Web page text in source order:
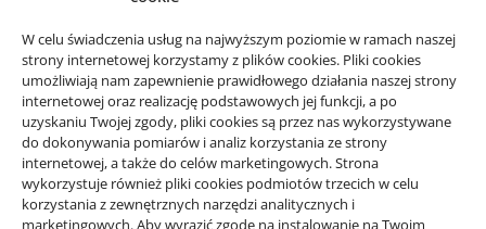
W celu świadczenia usług na najwyższym poziomie w ramach naszej
strony internetowej korzystamy z plików cookies. Pliki cookies
umożliwiają nam zapewnienie prawidłowego działania naszej strony
internetowej oraz realizację podstawowych jej funkcji, a po
uzyskaniu Twojej zgody, pliki cookies są przez nas wykorzystywane
do dokonywania pomiarów i analiz korzystania ze strony
internetowej, a także do celów marketingowych. Strona
wykorzystuje również pliki cookies podmiotów trzecich w celu
korzystania z zewnętrznych narzędzi analitycznych i
marketingowych. Aby wyrazić zgodę na instalowanie na Twoim
Jak spokojnie zaplanować przejazd
taxi w okolicy Starego Sącza
15/06/2026
Projekty domów Rzeszów